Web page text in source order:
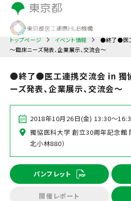
トップページ イベント情報
●終了●医
～臨床ニーズ発表、企業展示、交流会～
●終了●医工連携交流会 in 獨
ーズ発表、企業展示、交流会～
2018年10月26日(金) 13:30～
獨協医科大学 創立30周年記念館
北小林880）
パンフレット
開催レポート